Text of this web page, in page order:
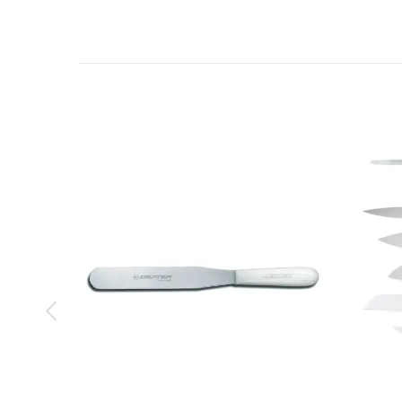
vụ cắt gọt tỉa hoa củ quả trang trí cho thực
Lưỡi làm bằng thép không gỉ High Cacbon cao
Bộ Dụng Cụ Trang Trí (9) Món 9 PC. CARVING
Tay cầm thiết kế công thái học, được làm bằng